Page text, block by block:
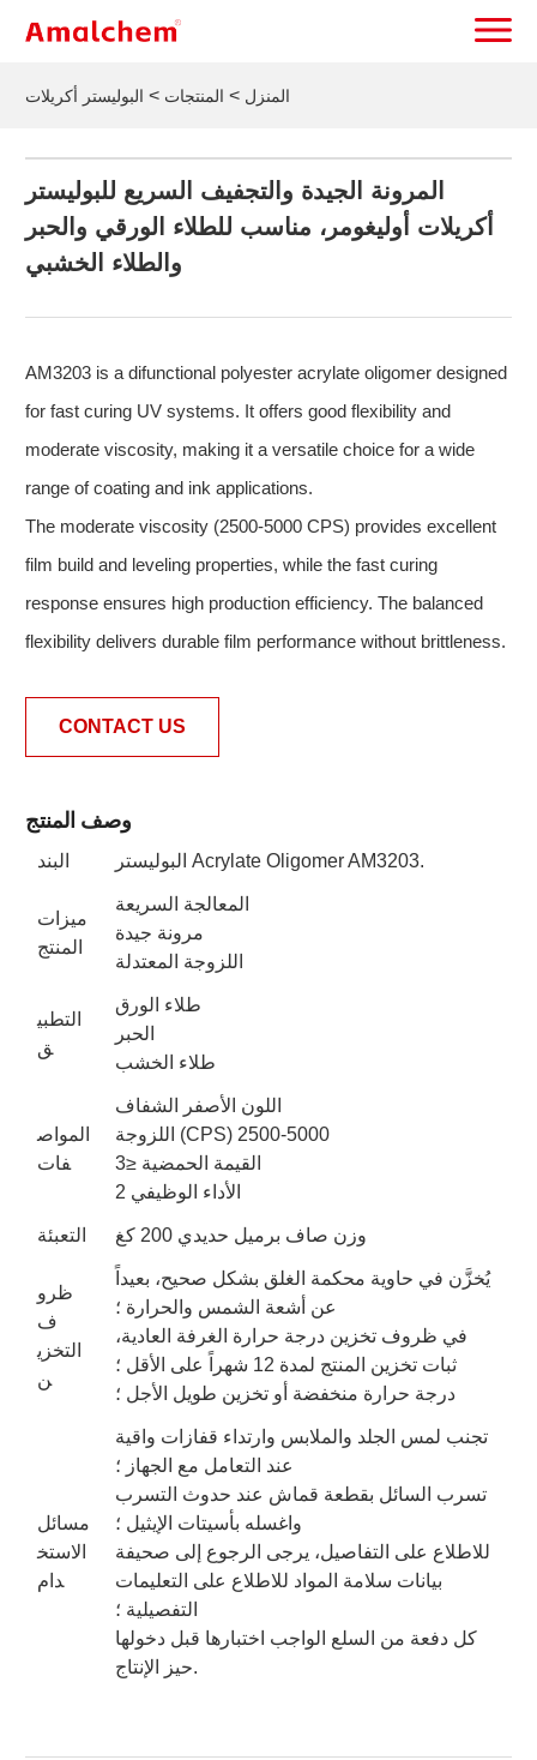
المنزل > المنتجات > البوليستر أكريلات
المرونة الجيدة والتجفيف السريع للبوليستر
أكريلات أوليغومر، مناسب للطلاء الورقي والحبر
والطلاء الخشبي
AM3203 is a difunctional polyester acrylate oligomer designed
for fast curing UV systems. It offers good flexibility and
moderate viscosity, making it a versatile choice for a wide
range of coating and ink applications.
The moderate viscosity (2500-5000 CPS) provides excellent
film build and leveling properties, while the fast curing
response ensures high production efficiency. The balanced
flexibility delivers durable film performance without brittleness.
CONTACT US
وصف المنتج
البند البوليستر Acrylate Oligomer AM3203.
ميزات
المنتج
المعالجة السريعة
مرونة جيدة
اللزوجة المعتدلة
التطبي
ق
طلاء الورق
الحبر
طلاء الخشب
المواص
فات
اللون الأصفر الشفاف
اللزوجة (CPS) 2500-5000
القيمة الحمضية ≤3
الأداء الوظيفي 2
التعبئة وزن صاف برميل حديدي 200 كغ
ظرو
ف
التخزي
ن
يُخزَّن في حاوية محكمة الغلق بشكل صحيح، بعيداً
عن أشعة الشمس والحرارة ؛
في ظروف تخزين درجة حرارة الغرفة العادية،
ثبات تخزين المنتج لمدة 12 شهراً على الأقل ؛
درجة حرارة منخفضة أو تخزين طويل الأجل ؛
مسائل
الاستخ
دام
تجنب لمس الجلد والملابس وارتداء قفازات واقية
عند التعامل مع الجهاز ؛
تسرب السائل بقطعة قماش عند حدوث التسرب
واغسله بأسيتات الإيثيل ؛
للاطلاع على التفاصيل، يرجى الرجوع إلى صحيفة
بيانات سلامة المواد للاطلاع على التعليمات
التفصيلية ؛
كل دفعة من السلع الواجب اختبارها قبل دخولها
حيز الإنتاج.